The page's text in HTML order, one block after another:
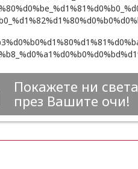
Покажете ни света
през Вашите очи!